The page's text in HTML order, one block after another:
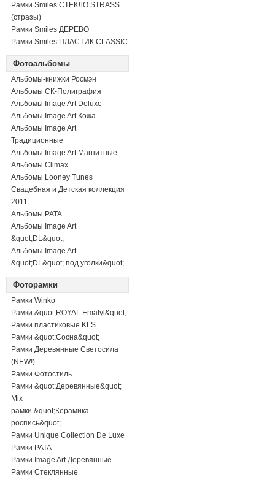
Рамки Smiles СТЕКЛО STRASS
(стразы)
Рамки Smiles ДЕРЕВО
Рамки Smiles ПЛАСТИК CLASSIC
Фотоальбомы
Альбомы-книжки Росмэн
Альбомы СК-Полиграфия
Альбомы Image Art Deluxe
Альбомы Image Art Кожа
Альбомы Image Art
Традиционные
Альбомы Image Art Магнитные
Альбомы Climax
Альбомы Looney Tunes
Свадебная и Детская коллекция
2011
Альбомы PATA
Альбомы Image Art
&quot;DL&quot;
Альбомы Image Art
&quot;DL&quot; под уголки&quot;
Фоторамки
Рамки Winko
Рамки &quot;ROYAL Emafyl&quot;
Рамки пластиковые KLS
Рамки &quot;Сосна&quot;
Рамки Деревянные Светосила
(NEW!)
Рамки Фотостиль
Рамки &quot;Деревянные&quot;
Mix
рамки &quot;Керамика
роспись&quot;
Рамки Unique Collection De Luxe
Рамки PATA
Рамки Image Art Деревянные
Рамки Стеклянные